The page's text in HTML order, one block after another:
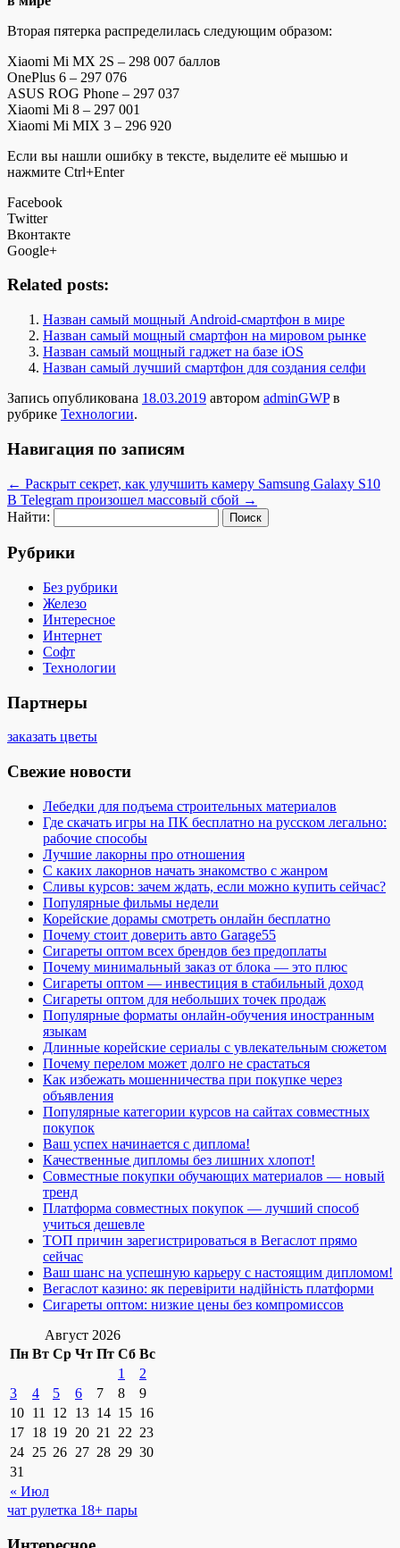
Вторая пятерка распределилась следующим образом:
Xiaomi Mi MX 2S – 298 007 баллов
OnePlus 6 – 297 076
ASUS ROG Phone – 297 037
Xiaomi Mi 8 – 297 001
Xiaomi Mi MIX 3 – 296 920
Если вы нашли ошибку в тексте, выделите её мышью и
нажмите Ctrl+Enter
Facebook
Twitter
Вконтакте
Google+
Related posts:
Назван самый мощный Android-смартфон в мире
Назван самый мощный смартфон на мировом рынке
Назван самый мощный гаджет на базе iOS
Назван самый лучший смартфон для создания селфи
Запись опубликована 18.03.2019 автором adminGWPв
рубрике Технологии.
Навигация по записям
← Раскрыт секрет, как улучшить камеру Samsung Galaxy S10
В Telegram произошел массовый сбой →
Найти:
Рубрики
Без рубрики
Железо
Интересное
Интернет
Софт
Технологии
Партнеры
заказать цветы
Свежие новости
Лебедки для подъема строительных материалов
Где скачать игры на ПК бесплатно на русском легально:
рабочие способы
Лучшие лакорны про отношения
С каких лакорнов начать знакомство с жанром
Сливы курсов: зачем ждать, если можно купить сейчас?
Популярные фильмы недели
Корейские дорамы смотреть онлайн бесплатно
Почему стоит доверить авто Garage55
Сигареты оптом всех брендов без предоплаты
Почему минимальный заказ от блока — это плюс
Сигареты оптом — инвестиция в стабильный доход
Сигареты оптом для небольших точек продаж
Популярные форматы онлайн-обучения иностранным
языкам
Длинные корейские сериалы с увлекательным сюжетом
Почему перелом может долго не срастаться
Как избежать мошенничества при покупке через
объявления
Популярные категории курсов на сайтах совместных
покупок
Ваш успех начинается с диплома!
Качественные дипломы без лишних хлопот!
Совместные покупки обучающих материалов — новый
тренд
Платформа совместных покупок — лучший способ
учиться дешевле
ТОП причин зарегистрироваться в Вегаслот прямо
сейчас
Ваш шанс на успешную карьеру с настоящим дипломом!
Вегаслот казино: як перевірити надійність платформи
Сигареты оптом: низкие цены без компромиссов
Август 2026
Пн Вт Ср Чт Пт Сб Вс
« Июл
1
2
3
4 5 6 7 8
9
10 11 12 13 14 15 16
17 18 19 20 21 22 23
24 25 26 27 28 29 30
31
чат рулетка 18+ пары